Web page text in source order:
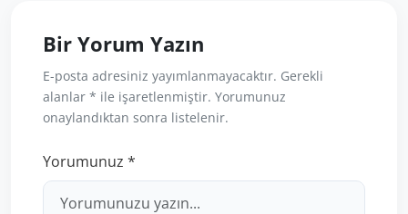
Bir Yorum Yazın
E-posta adresiniz yayımlanmayacaktır. Gerekli
alanlar * ile işaretlenmiştir. Yorumunuz
onaylandıktan sonra listelenir.
Yorumunuz *